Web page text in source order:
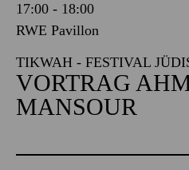
17:00 - 18:00
RWE Pavillon
TIKWAH - FESTIVAL
VORTRAG
MANSOUR